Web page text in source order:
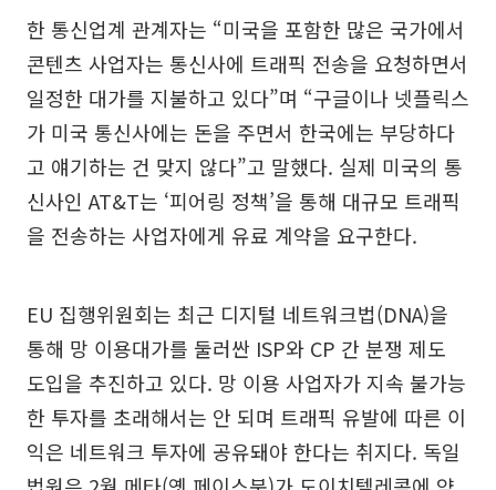
한 통신업계 관계자는 “미국을 포함한 많은 국가에서
콘텐츠 사업자는 통신사에 트래픽 전송을 요청하면서
일정한 대가를 지불하고 있다”며 “구글이나 넷플릭스
가 미국 통신사에는 돈을 주면서 한국에는 부당하다
고 얘기하는 건 맞지 않다”고 말했다. 실제 미국의 통
신사인 AT&T는 ‘피어링 정책’을 통해 대규모 트래픽
을 전송하는 사업자에게 유료 계약을 요구한다.
EU 집행위원회는 최근 디지털 네트워크법(DNA)을
통해 망 이용대가를 둘러싼 ISP와 CP 간 분쟁 제도
도입을 추진하고 있다. 망 이용 사업자가 지속 불가능
한 투자를 초래해서는 안 되며 트래픽 유발에 따른 이
익은 네트워크 투자에 공유돼야 한다는 취지다. 독일